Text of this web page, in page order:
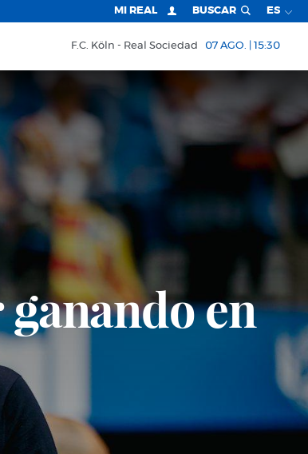
MI REAL BUSCAR ES
F.C. Köln Real Sociedad 07 AGO. | 15:30
en